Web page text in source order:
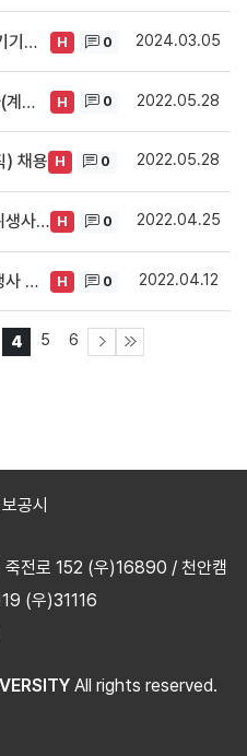
[서울대학교 치과병원] 혁신의료기기실증지원센터 - 연구원 채용공고[종료] H 0 2024.03.05
[용인세브란스병원] - 치과위생사(계약직) 채용 H 0 2022.05.28
) 채용 H 0 2022.05.28
[신촌세브란스 치과병원] - 치과위생사(계약직) 채용 H 0 2022.04.25
[광주보훈병원] - 청년인턴 치위생사 채용 H 0 2022.04.12
4 5 6
공시
죽전로 152 (우)16890 / 천안캠
(우)31116
All rights reserved.